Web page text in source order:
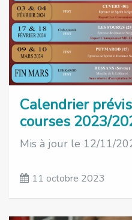
Calendrier
courses 2023/
Mis à jour le 12/11/
11 octobre 2023